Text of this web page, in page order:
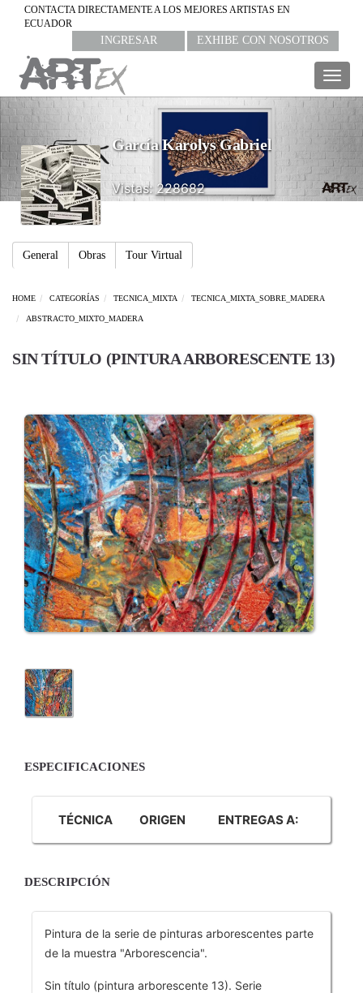
CONTACTA DIRECTAMENTE A LOS MEJORES ARTISTAS EN
ECUADOR
INGRESAR EXHIBE CON NOSOTROS
García Karolys Gabriel
Vistas: 228682
General Obras Tour Virtual
HOME CATEGORÍAS TECNICA_MIXTA TECNICA_MIXTA_SOBRE_MADERA
ABSTRACTO_MIXTO_MADERA
SIN TÍTULO (PINTURA ARBORESCENTE 13)
ESPECIFICACIONES
TÉCNICA ORIGEN ENTREGAS A:
DESCRIPCIÓN
Pintura de la serie de pinturas arborescentes parte
de la muestra "Arborescencia".
Sin título (pintura arborescente 13). Serie